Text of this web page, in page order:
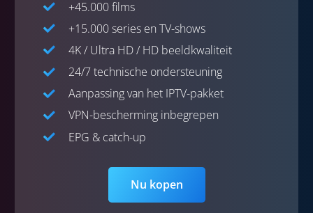
+45.000 films
+15.000 series en TV-shows
4K / Ultra HD / HD beeldkwaliteit
24/7 technische ondersteuning
Aanpassing van het IPTV-pakket
VPN-bescherming inbegrepen
EPG & catch-up
Nu kopen